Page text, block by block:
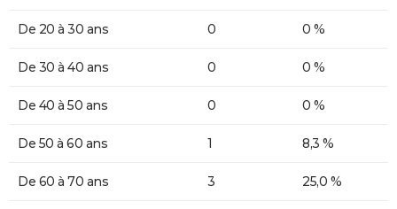
De 20 à 30 ans 0 0 %
De 30 à 40 ans 0 0 %
De 40 à 50 ans 0 0 %
De 50 à 60 ans 1 8,3 %
De 60 à 70 ans 3 25,0 %